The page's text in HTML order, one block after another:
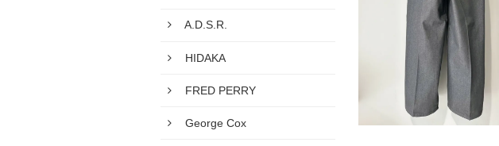
A.D.S.R.
HIDAKA
FRED PERRY
George Cox